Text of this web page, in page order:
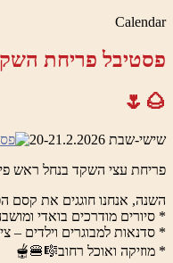
Calendar
פסטיבל פריחת
🌰🌷
שישי-שבת 20-21.2.2026
פריחת עצי השקד בנחל ראש
השנה, אנחנו חוגגים את קסם
* סיורים מודרכים בואדי
* סדנאות למבוגרים וילדים –
* מוזיקה ואוכל רחוב🎼🍔🫕